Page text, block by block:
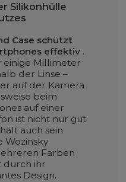
Silikonhülle
Case schützt
effektiv .
einige Millimeter
der Linse –
auf der Kamera
beim
auf einer
ist nicht nur gut
auch sein
Wozinsky
Farben
durch ihr
Design.